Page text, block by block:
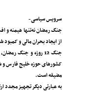
سرویس سیاسی-
جنگ رمضان نه‌تنها هیمنه و
از ایجاد بحران مالی و
جنگ 12 روزه و جنگ
کشورهای حوزه خلیج ‌فارس و
مضیقه است.
به عبارتی دیگر تجهیز